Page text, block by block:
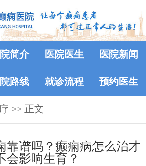
简介 医院医生 医院新闻
路线 就诊流程 预约医生
>> 正文
靠谱吗？癫痫病怎么治才
会影响生育？